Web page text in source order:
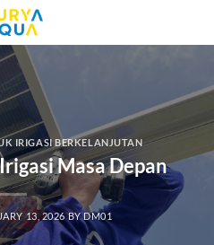
IRIGASI BERKELANJUTAN
Masa Depan
13, 2026BYDM01